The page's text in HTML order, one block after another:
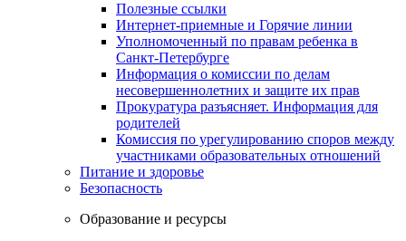
Полезные ссылки
Интернет-приемные и Горячие линии
Уполномоченный по правам ребенка в
Санкт-Петербурге
Информация о комиссии по делам
несовершеннолетних и защите их прав
Прокуратура разъясняет. Информация для
родителей
Комиссия по урегулированию споров между
участниками образовательных отношений
Питание и здоровье
Безопасность
Образование и ресурсы